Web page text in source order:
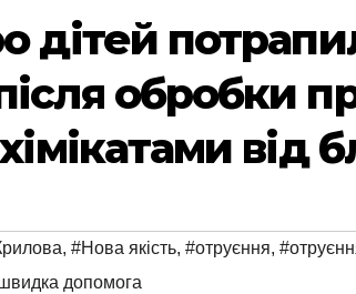
дітей
обробки
від
, #Нова якість, #отруєння,
допомога